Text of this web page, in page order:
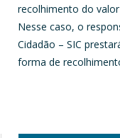
recolhimento do
Nesse caso, o
Cidadão – SIC
forma de